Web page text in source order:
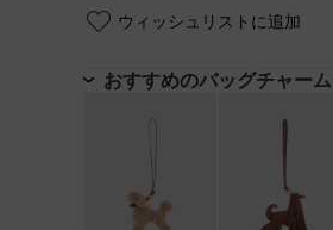
ウィッシュリストに追加
おすすめのバッグチャーム